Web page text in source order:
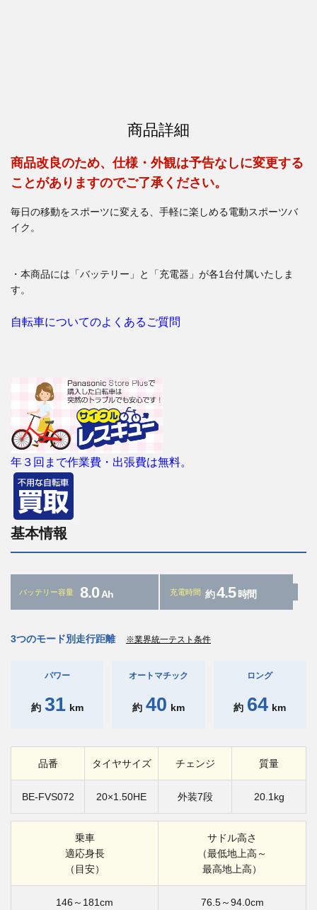
商品詳細
商品改良のため、仕様・外観は予告なしに変更する
ことがありますのでご了承ください。
毎日の移動をスポーツに変える、手軽に楽しめる電動スポーツバ
イク。
・本商品には「バッテリー」と「充電器」が各1台付属いたしま
す。
自転車についてのよくあるご質問
年３回まで作業費・出張費は無料。
基本情報
バッテリー容量 8.0 Ah 充電時間 約4.5 時間
3つのモード別走行距離 ※業界統一テスト条件
パワー
約 31 km
オートマチック
約 40 km
ロング
約 64 km
品番 タイヤサイズ チェンジ 質量
BE-FVS072 20×1.50HE 外装7段 20.1kg
乗車
適応身長
（目安）
サドル高さ
（最低地上高～
最高地上高）
146～181cm 76.5～94.0cm